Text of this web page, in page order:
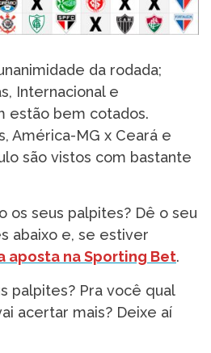
da rodada;
Internacional e
estão bem cotados.
América-MG x Ceará e
são vistos com bastante
os seus palpites? Dê o seu
abaixo e, se estiver
aposta na Sporting Bet.
palpites? Pra você qual
acertar mais? Deixe aí